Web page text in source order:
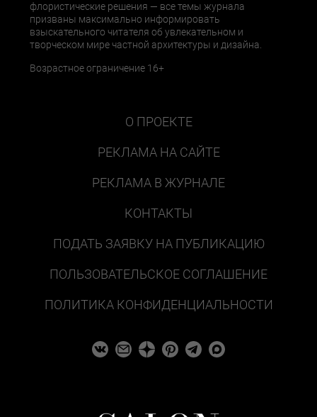
флористические решения — все темы журнала
призваны максимально информировать
взыскательного читателя об увлекательном и
творческом мире частной архитектуры и дизайна.
Возрастное ограничение 16+
О ПРОЕКТЕ
РЕКЛАМА НА САЙТЕ
РЕКЛАМА В ЖУРНАЛЕ
КОНТАКТЫ
ПОДАТЬ ЗАЯВКУ НА ПУБЛИКАЦИЮ
ПОЛЬЗОВАТЕЛЬСКОЕ СОГЛАШЕНИЕ
ПОЛИТИКА КОНФИДЕНЦИАЛЬНОСТИ